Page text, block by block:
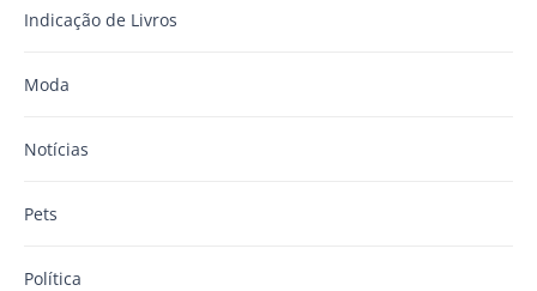
Indicação de Livros
Moda
Notícias
Pets
Política